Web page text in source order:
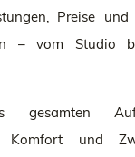
Preise und
– vom Studio
gesamten
Komfort und